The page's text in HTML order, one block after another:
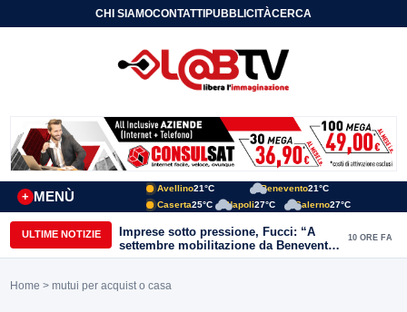
CHI SIAMOCONTATTIPUBBLICITÀCERCA
MENÙ
+
Avellino21°C Benevento21°C
Caserta25°C Napoli27°C Salerno27°C
ULTIME NOTIZIE
Imprese sotto pressione, Fucci: “A
settembre mobilitazione da Benevento
e Avellino”
10 ORE FA
Home > mutui per acquist o casa